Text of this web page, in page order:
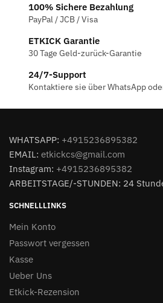
100% Sichere Bezahlung
PayPal / JCB / Visa
ETKICK Garantie
30 Tage Geld-zurück-Garantie
24/7-Support
Kontaktiere sie über WhatsApp
WHATSAPP: +4915236895382
EMAIL: etkickcs@gmail.com
Instagram: +4915236895382
ARBEITSTAGE/-STUNDEN: 24
SCHNELLLINKS
Mein Konto
Passwort vergessen
Kasse
Ueber Uns
Etkick-Rezension